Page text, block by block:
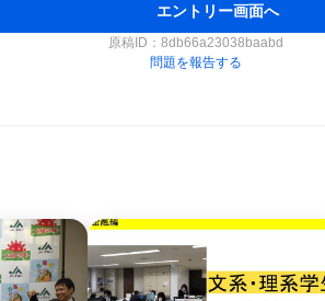
エントリー画面へ
原稿ID： 8db66a23038baabd
問題を報告する